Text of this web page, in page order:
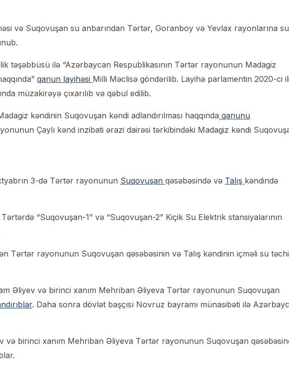
və Suqovuşan su anbarından Tərtər, Goranboy və Yevlax rayonlarına
təşəbbüsü ilə “Azərbaycan Respublikasının Tərtər rayonunun Madagiz
qanun layihəsi Milli Məclisə göndərilib. Layihə parlamentin 2020-ci
müzakirəyə çıxarılıb və qəbul edilib.
kəndinin Suqovuşan kəndi adlandırılması haqqında qanunu
Çaylı kənd inzibati ərazi dairəsi tərkibindəki Madagiz kəndi
3-də Tərtər rayonunun Suqovuşan qəsəbəsində və Talış kəndində
“Suqovuşan-1” və “Suqovuşan-2” Kiçik Su Elektrik stansiyalarının
Tərtər rayonunun Suqovuşan qəsəbəsinin və Talış kəndinin içməli su
Əliyev və birinci xanım Mehriban Əliyeva Tərtər rayonunun Suqovuşan
. Daha sonra dövlət başçısı Novruz bayramı münasibəti ilə
və birinci xanım Mehriban Əliyeva Tərtər rayonunun Suqovuşan